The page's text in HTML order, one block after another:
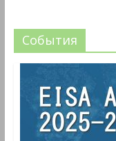
События